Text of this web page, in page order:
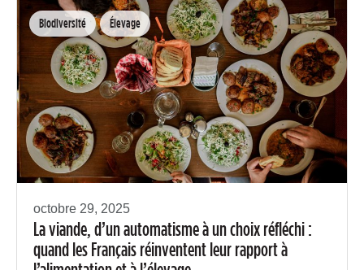
Biodiversité Élevage
octobre 29, 2025
La viande, d’un automatisme à un choix réfléchi :
quand les Français réinventent leur rapport à